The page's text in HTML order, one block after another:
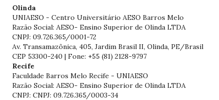
Olinda
UNIAESO - Centro Universitário AESO Barros Melo
Razão Social: AESO- Ensino Superior de Olinda LTDA
CNPJ: 09.726.365/0001-72
Av. Transamazônica, 405, Jardim Brasil II, Olinda, PE/Brasil
CEP 53300-240 | Fone: +55 (81) 2128-9797
Recife
Faculdade Barros Melo Recife - UNIAESO
Razão Social: AESO- Ensino Superior de Olinda LTDA
CNPJ: CNPJ: 09.726.365/0003-34